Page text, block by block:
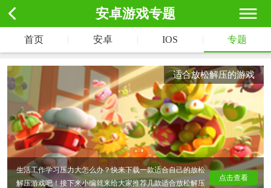
安卓游戏专题
首页 安卓 IOS 专题
适合放松解压的游戏
生活工作学习压力大怎么办？快来下载一款适合自己的放松
解压游戏吧！接下来小编就来给大家推荐几款适合放松解压
点击查看